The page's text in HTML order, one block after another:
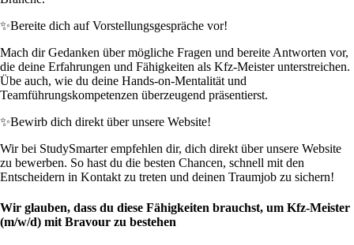
✨Bereite dich auf Vorstellungsgespräche vor!
Mach dir Gedanken über mögliche Fragen und bereite Antworten vor,
die deine Erfahrungen und Fähigkeiten als Kfz-Meister unterstreichen.
Übe auch, wie du deine Hands-on-Mentalität und
Teamführungskompetenzen überzeugend präsentierst.
✨Bewirb dich direkt über unsere Website!
Wir bei StudySmarter empfehlen dir, dich direkt über unsere Website
zu bewerben. So hast du die besten Chancen, schnell mit den
Entscheidern in Kontakt zu treten und deinen Traumjob zu sichern!
Wir glauben, dass du diese Fähigkeiten brauchst, um Kfz-Meister
(m/w/d) mit Bravour zu bestehen